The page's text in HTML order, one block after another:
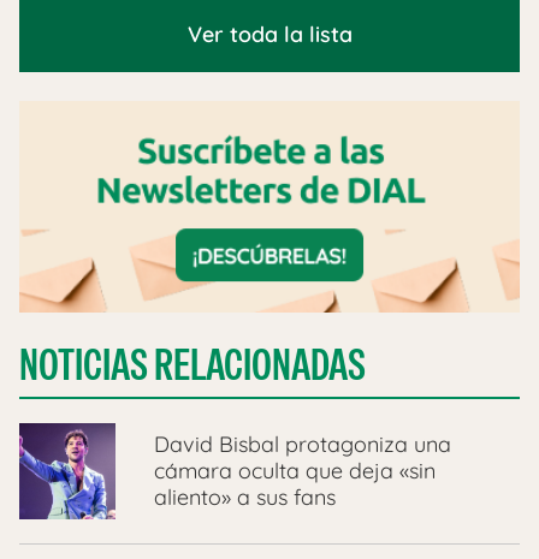
Ver toda la lista
NOTICIAS RELACIONADAS
David Bisbal protagoniza una
cámara oculta que deja «sin
aliento» a sus fans